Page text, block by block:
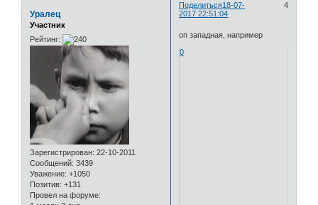
Поделиться 4
18-07-
2017 22:51:04
Уралец
Участник
Рейтинг:
Зарегистрирован: 22-10-2011
Сообщений: 3439
Уважение: +1050
Позитив: +131
Провел на форуме:
оп западная, например
0